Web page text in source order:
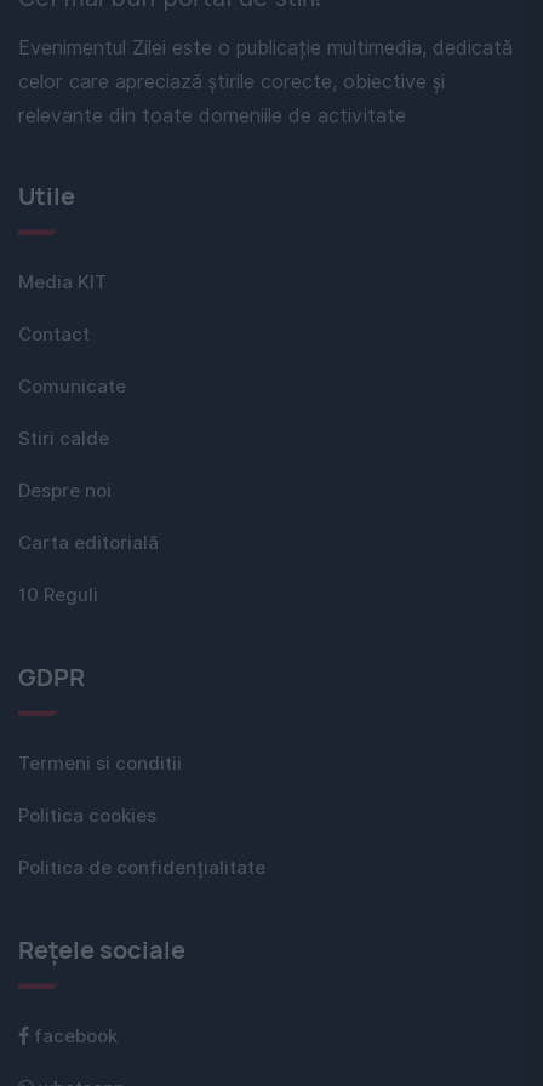
Evenimentul Zilei este o publicație multimedia, dedicată
celor care apreciază știrile corecte, obiective și
relevante din toate domeniile de activitate
Utile
Media KIT
Contact
Comunicate
Stiri calde
Despre noi
Carta editorială
10 Reguli
GDPR
Termeni si conditii
Politica cookies
Politica de confidențialitate
Rețele sociale
facebook